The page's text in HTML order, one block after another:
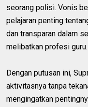
seorang polisi. Vonis
pelajaran penting
dan transparan dalam
melibatkan profesi guru.
Dengan putusan ini,
aktivitasnya tanpa
mengingatkan